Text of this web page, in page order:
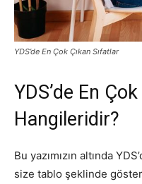
YDS’de En Çok Çıkan Sıfatlar
YDS’de En
Hangileridir?
Bu yazımızın altında
size tablo şeklinde